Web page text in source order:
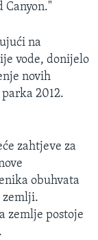
Canyon."
na
vode, donijelo
novih
2012.
zahtjeve za
obuhvata
zemlji.
zemlje postoje